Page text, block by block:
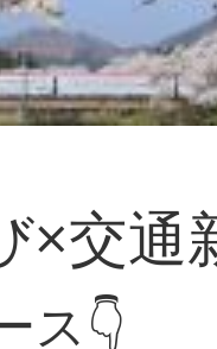
×交通
ス👇